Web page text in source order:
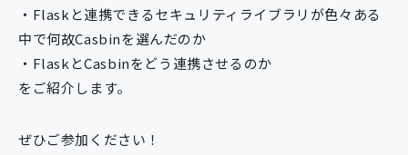
Contact
・Flaskと連携できるセキュリティライブラリが色々ある
中で何故Casbinを選んだのか
・FlaskとCasbinをどう連携させるのか
をご紹介します。
ぜひご参加ください！